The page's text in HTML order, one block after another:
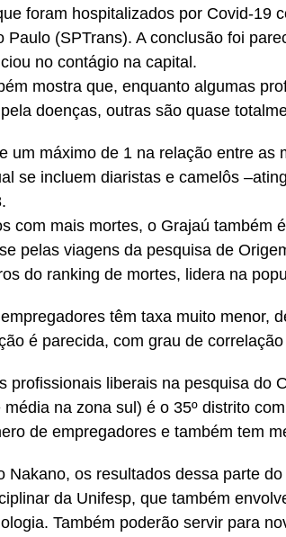
foram hospitalizados por Covid-19
Paulo (SPTrans). A conclusão foi
no contágio na capital.
mostra que, enquanto algumas
doenças, outras são quase
um máximo de 1 na relação entre as
se incluem diaristas e camelôs
com mais mortes, o Grajaú também
pelas viagens da pesquisa de
do ranking de mortes, lidera na
têm taxa muito menor,
é parecida, com grau de
profissionais liberais na pesquisa do
média na zona sul) é o 35º distrito
de empregadores e também tem
Nakano, os resultados dessa parte
da Unifesp, que também
Também poderão servir para